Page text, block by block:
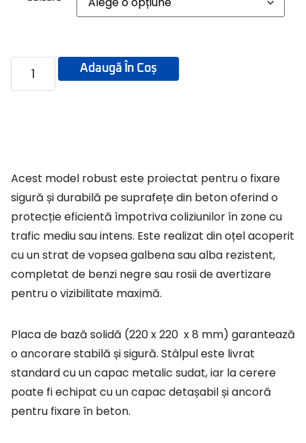
Adaugă În Coș
Acest model robust este proiectat pentru o fixare
sigură și durabilă pe suprafețe din beton oferind o
protecție eficientă împotriva coliziunilor în zone cu
trafic mediu sau intens. Este realizat din oțel acoperit
cu un strat de vopsea galbena sau alba rezistent,
completat de benzi negre sau rosii de avertizare
pentru o vizibilitate maximă.
Placa de bază solidă (220 x 220 x 8 mm) garantează
o ancorare stabilă și sigură. Stâlpul este livrat
standard cu un capac metalic sudat, iar la cerere
poate fi echipat cu un capac detașabil și ancoră
pentru fixare în beton.